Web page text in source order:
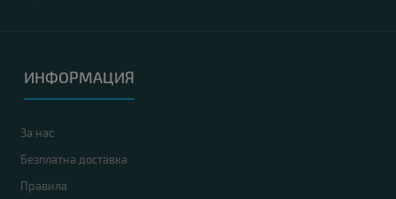
ИНФОРМАЦИЯ
За нас
Безплатна доставка
Правила